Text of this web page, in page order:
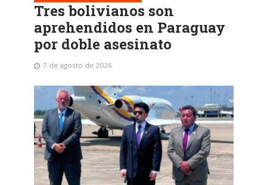
Tres bolivianos son
aprehendidos en Paraguay
por doble asesinato
7 de agosto de 2026